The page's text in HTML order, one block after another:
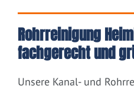
Rohrreinigung
fachgerecht und
Unsere Kanal- und